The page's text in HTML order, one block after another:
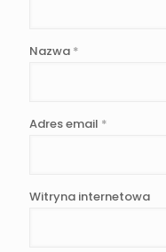
Nazwa *
Adres email *
Witryna internetowa